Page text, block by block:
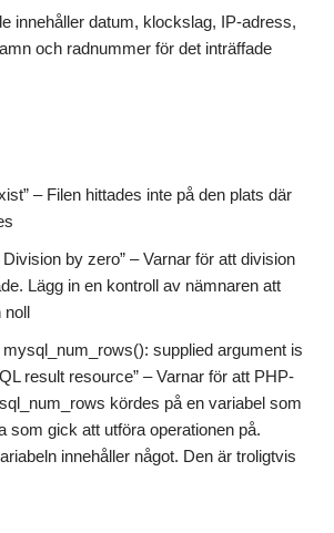
innehåller datum, klockslag, IP-adress,
och radnummer för det inträffade
– Filen hittades inte på den plats där
by zero” – Varnar för att division
Lägg in en kontroll av nämnaren att
noll
supplied argument is
result resource” – Varnar för att PHP-
kördes på en variabel som
som gick att utföra operationen på.
innehåller något. Den är troligtvis